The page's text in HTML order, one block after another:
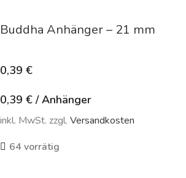
Buddha Anhänger – 21 mm
0,39 €
0,39 € /Anhänger
inkl. MwSt. zzgl. Versandkosten
64 vorrätig